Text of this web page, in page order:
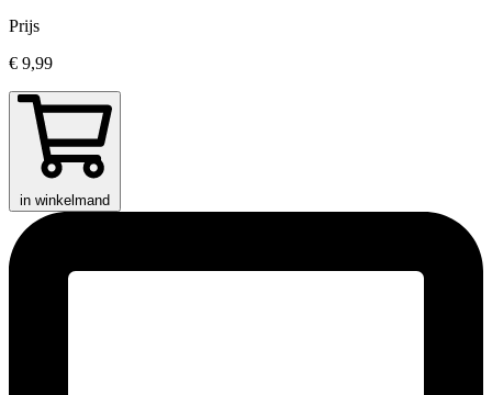
Prijs
€ 9,99
in winkelmand